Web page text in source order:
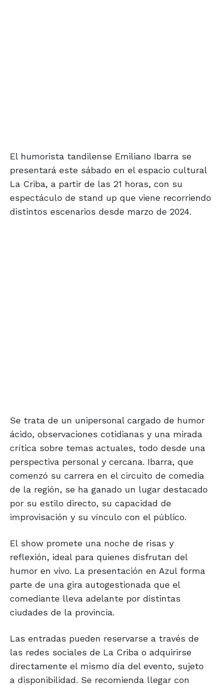
El humorista tandilense Emiliano Ibarra se
presentará este sábado en el espacio cultural
La Criba, a partir de las 21 horas, con su
espectáculo de stand up que viene recorriendo
distintos escenarios desde marzo de 2024.
Se trata de un unipersonal cargado de humor
ácido, observaciones cotidianas y una mirada
crítica sobre temas actuales, todo desde una
perspectiva personal y cercana. Ibarra, que
comenzó su carrera en el circuito de comedia
de la región, se ha ganado un lugar destacado
por su estilo directo, su capacidad de
improvisación y su vínculo con el público.
El show promete una noche de risas y
reflexión, ideal para quienes disfrutan del
humor en vivo. La presentación en Azul forma
parte de una gira autogestionada que el
comediante lleva adelante por distintas
ciudades de la provincia.
Las entradas pueden reservarse a través de
las redes sociales de La Criba o adquirirse
directamente el mismo día del evento, sujeto
a disponibilidad. Se recomienda llegar con